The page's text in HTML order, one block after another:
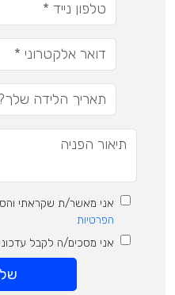
אני מאשר/ת שקראתי
הפרטיות
אני מסכים/ה לקבל